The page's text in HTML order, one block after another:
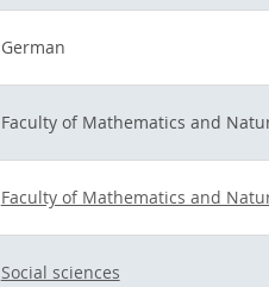
German
Faculty of Mathematics and
Faculty of Mathematics and
Social sciences